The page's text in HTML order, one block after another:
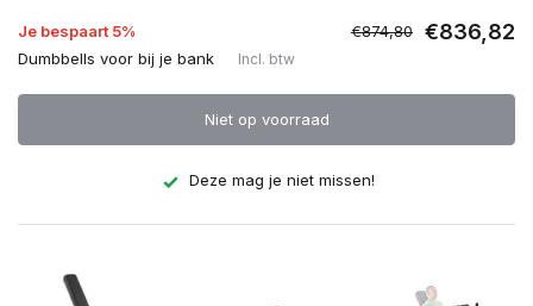
Je bespaart 5% €874,80 €836,82
Dumbbells voor bij je bank Incl. btw
Niet op voorraad
Deze mag je niet missen!